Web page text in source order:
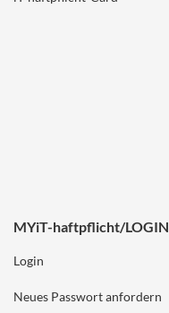
MYiT-haftpflicht/LOGIN
Login
Neues Passwort anfordern